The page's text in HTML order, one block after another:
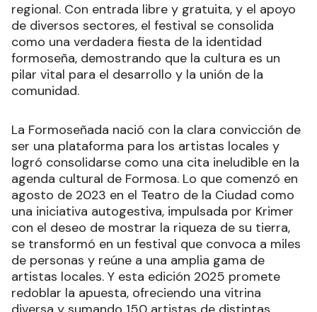
regional. Con entrada libre y gratuita, y el apoyo
de diversos sectores, el festival se consolida
como una verdadera fiesta de la identidad
formoseña, demostrando que la cultura es un
pilar vital para el desarrollo y la unión de la
comunidad.
La Formoseñada nació con la clara convicción de
ser una plataforma para los artistas locales y
logró consolidarse como una cita ineludible en la
agenda cultural de Formosa. Lo que comenzó en
agosto de 2023 en el Teatro de la Ciudad como
una iniciativa autogestiva, impulsada por Krimer
con el deseo de mostrar la riqueza de su tierra,
se transformó en un festival que convoca a miles
de personas y reúne a una amplia gama de
artistas locales. Y esta edición 2025 promete
redoblar la apuesta, ofreciendo una vitrina